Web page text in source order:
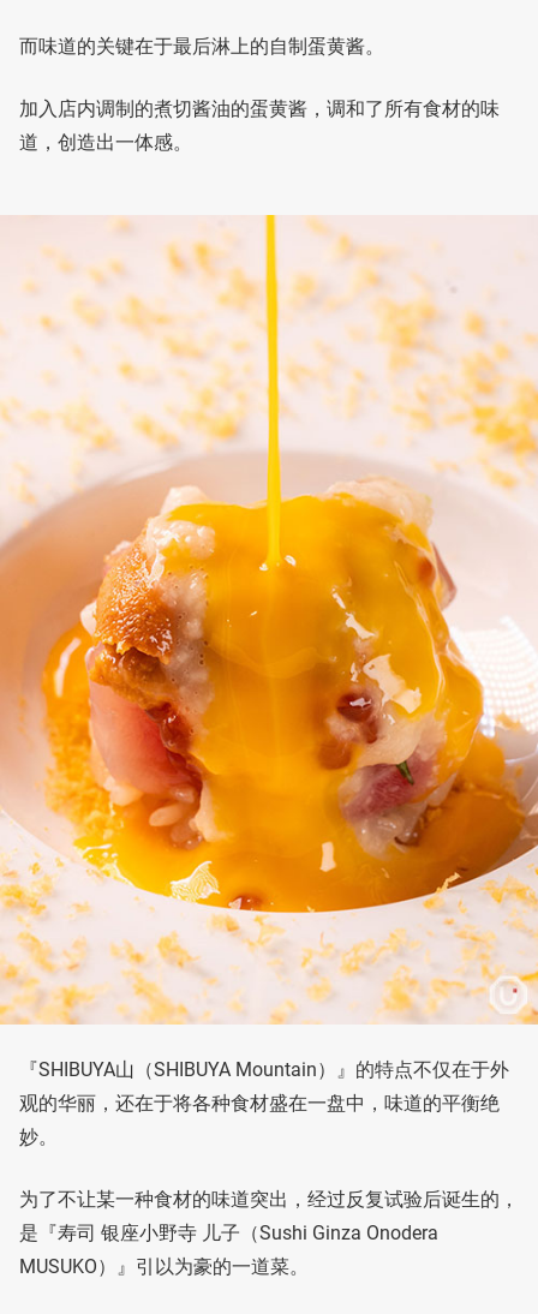
而味道的关键在于最后淋上的自制蛋黄酱。
加入店内调制的煮切酱油的蛋黄酱，调和了所有食材的味
道，创造出一体感。
『SHIBUYA山（SHIBUYA Mountain）』的特点不仅在于外
观的华丽，还在于将各种食材盛在一盘中，味道的平衡绝
妙。
为了不让某一种食材的味道突出，经过反复试验后诞生的，
是『寿司 银座小野寺 儿子（Sushi Ginza Onodera
MUSUKO）』引以为豪的一道菜。